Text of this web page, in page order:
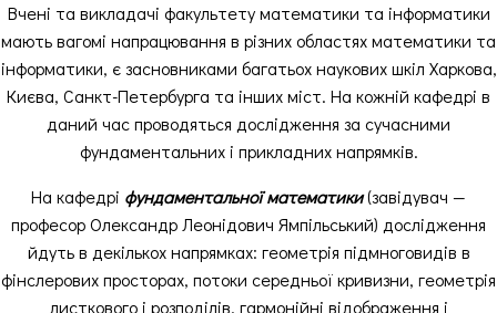
Вчені та викладачі факультету математики та інформатики
мають вагомі напрацювання в різних областях математики та
інформатики, є засновниками багатьох наукових шкіл Харкова,
Києва, Санкт-Петербурга та інших міст. На кожній кафедрі в
даний час проводяться дослідження за сучасними
фундаментальних і прикладних напрямків.
На кафедрі фундаментальної математики(завідувач —
професор Олександр Леонідович Ямпільський) дослідження
йдуть в декількох напрямках: геометрія підмноговидів в
фінслерових просторах, потоки середньої кривизни, геометрія
листкового і розподілів, гармонійні відображення і